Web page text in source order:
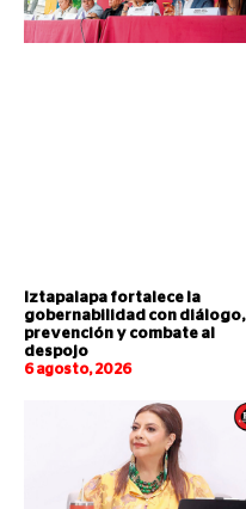
Iztapalapa fortalece la
gobernabilidad con diálogo,
prevención y combate al
despojo
6 agosto, 2026